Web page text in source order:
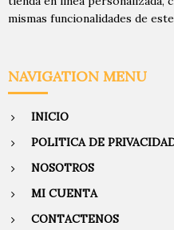
mismas funcionalidades de
NAVIGATION MENU
INICIO
POLITICA DE
NOSOTROS
MI CUENTA
CONTACTENOS